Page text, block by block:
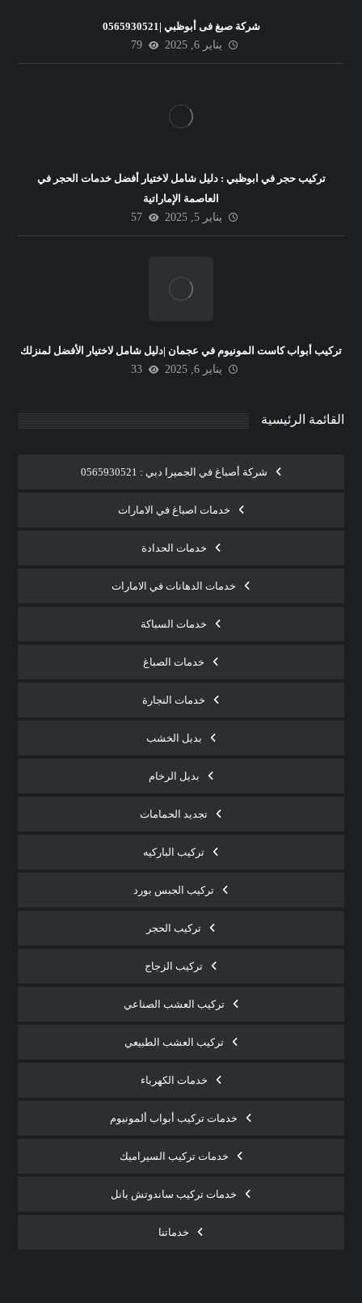
شركة صبغ فى أبوظبي |0565930521
يناير 6, 2025
79
تركيب حجر في ابوظبي : دليل شامل لاختيار أفضل خدمات الحجر في
العاصمة الإماراتية
يناير 5, 2025
57
تركيب أبواب كاست المونيوم في عجمان |دليل شامل لاختيار الأفضل لمنزلك
يناير 6, 2025
33
القائمة الرئيسية
شركة أصباغ في الجميرا دبي : 0565930521
خدمات اصباغ في الامارات
خدمات الحدادة
خدمات الدهانات في الامارات
خدمات السباكة
خدمات الصباغ
خدمات النجارة
بديل الخشب
بديل الرخام
تجديد الحمامات
تركيب الباركيه
تركيب الجبس بورد
تركيب الحجر
تركيب الزجاج
تركيب العشب الصناعي
تركيب العشب الطبيعي
خدمات الكهرباء
خدمات تركيب أبواب ألمونيوم
خدمات تركيب السيراميك
خدمات تركيب ساندوتش بانل
خدماتنا